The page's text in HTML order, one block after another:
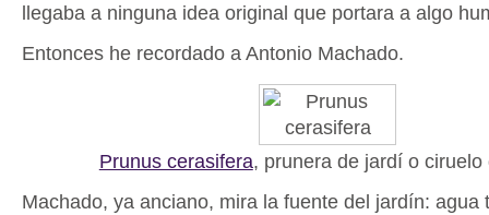
llegaba a ninguna idea original que portara a algo
Entonces he recordado a Antonio Machado.
Prunus cerasifera, prunera de jardí o ciruelo
Machado, ya anciano, mira la fuente del jardín: agua